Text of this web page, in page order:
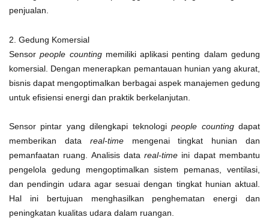
penjualan.
2. Gedung Komersial
Sensorpeople countingmemiliki aplikasi penting dalam gedung
komersial. Dengan menerapkan pemantauan hunian yang akurat,
bisnis dapat mengoptimalkan berbagai aspek manajemen gedung
untuk efisiensi energi dan praktik berkelanjutan.
Sensor pintar yang dilengkapi teknologipeople countingdapat
memberikan data real-timemengenai tingkat hunian dan
pemanfaatan ruang. Analisis datareal-time ini dapat membantu
pengelola gedung mengoptimalkan sistem pemanas, ventilasi,
dan pendingin udara agar sesuai dengan tingkat hunian aktual.
Hal ini bertujuan menghasilkan penghematan energi dan
peningkatan kualitas udara dalam ruangan.